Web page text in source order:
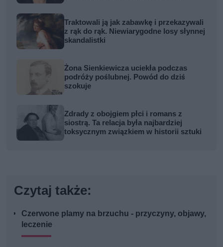
Traktowali ją jak zabawkę i przekazywali
z rąk do rąk. Niewiarygodne losy słynnej
skandalistki
Żona Sienkiewicza uciekła podczas
podróży poślubnej. Powód do dziś
szokuje
Zdrady z obojgiem płci i romans z
siostrą. Ta relacja była najbardziej
toksycznym związkiem w historii sztuki
Czytaj także:
Czerwone plamy na brzuchu - przyczyny, objawy,
leczenie